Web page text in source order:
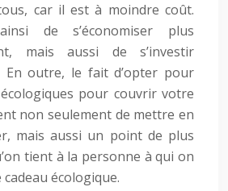
car il est à moindre coût.
de s’économiser plus
mais aussi de s’investir
En outre, le fait d’opter pour
pour couvrir votre
non seulement de mettre en
mais aussi un point de plus
tient à la personne à qui on
écologique.